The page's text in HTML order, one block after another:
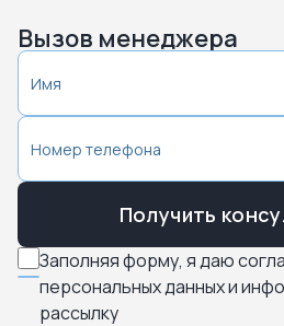
Вызов менеджера
Заполняя форму, я даю
персональных данных и
рассылку
Получить